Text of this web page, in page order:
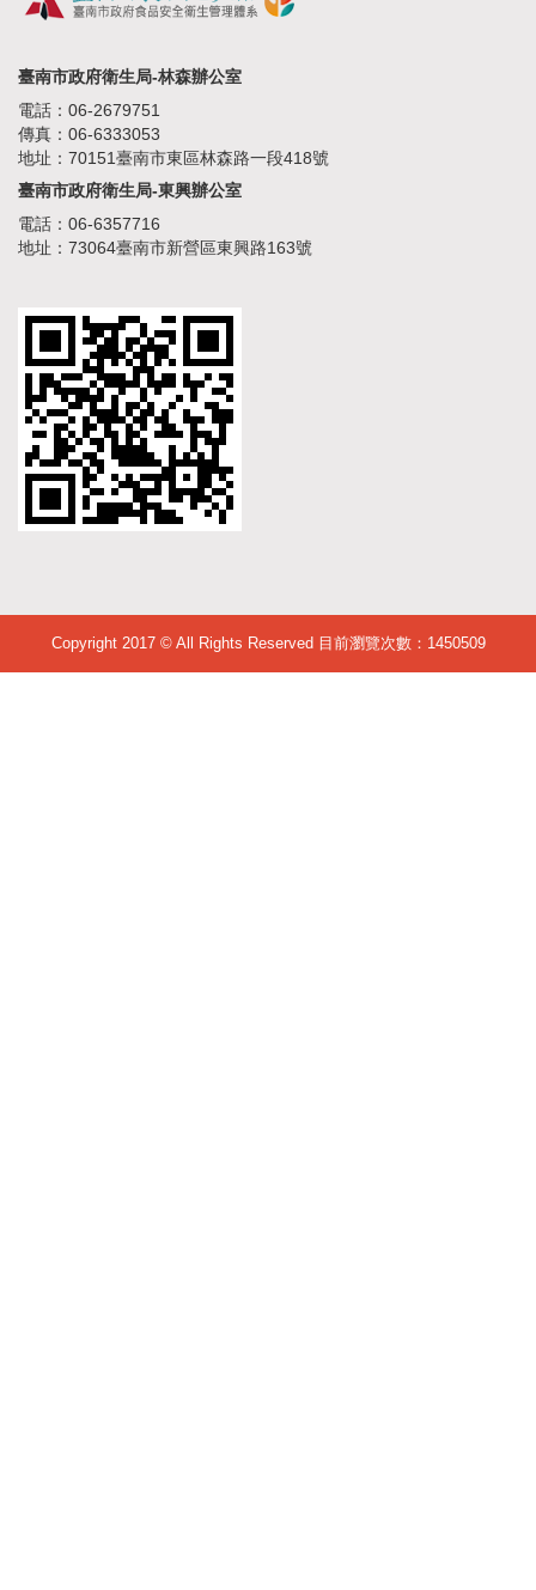
臺南市政府衛生局-林森辦公室
電話：06-2679751
傳真：06-6333053
地址：70151臺南市東區林森路一段418號
臺南市政府衛生局-東興辦公室
電話：06-6357716
地址：73064臺南市新營區東興路163號
Copyright 2017 © All Rights Reserved 目前瀏覽次數： 1450509